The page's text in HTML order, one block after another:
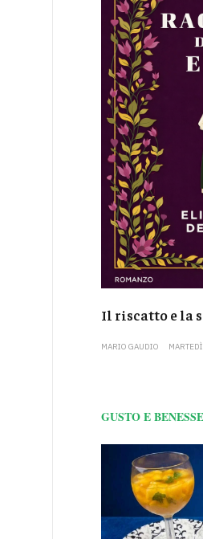
Il riscatto e la
MARIO GAUDIO
GUSTO E